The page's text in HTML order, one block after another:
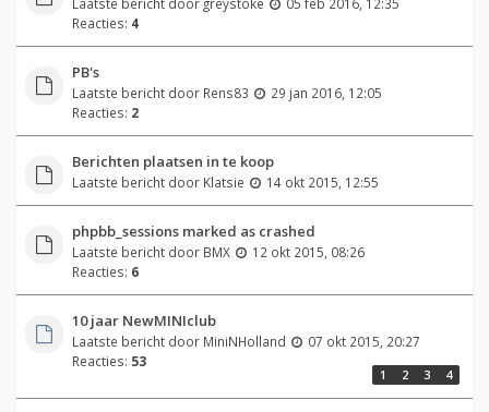
Reacties: 4
PB's
Laatste bericht door Rens83
29 jan 2016, 12:05
Reacties: 2
Berichten plaatsen in te koop
Laatste bericht door Klatsie 14 okt 2015, 12:55
phpbb_sessions marked as crashed
Laatste bericht door BMX
12 okt 2015, 08:26
Reacties: 6
10 jaar NewMINIclub
Laatste bericht door MiniNHolland
07 okt 2015, 20:27
Reacties: 53
1 2 3 4